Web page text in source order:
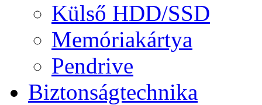
Külső HDD/SSD
Memóriakártya
Pendrive
Biztonságtechnika